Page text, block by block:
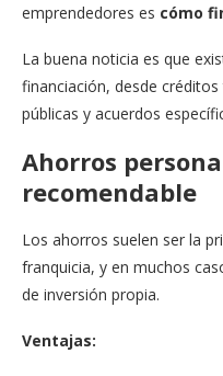
emprendedores es cómo
La buena noticia es que
financiación, desde
públicas y acuerdos
Ahorros
recomendable
Los ahorros suelen ser la
franquicia, y en muchos
de inversión propia.
Ventajas: